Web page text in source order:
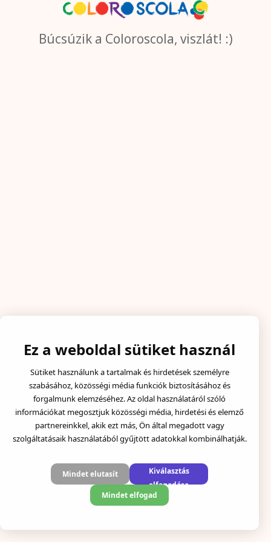
Búcsúzik a Coloroscola, viszlát! :)
Ez a weboldal sütiket használ
Sütiket használunk a tartalmak és hirdetések személyre
szabásához, közösségi média funkciók biztosításához és
forgalmunk elemzéséhez. Az oldal használatáról szóló
információkat megosztjuk közösségi média, hirdetési és elemző
partnereinkkel, akik ezt más, Ön által megadott vagy
szolgáltatásaik használatából gyűjtött adatokkal kombinálhatják.
Mindet elutasít
Kiválasztás
elfogadása
Mindet elfogad